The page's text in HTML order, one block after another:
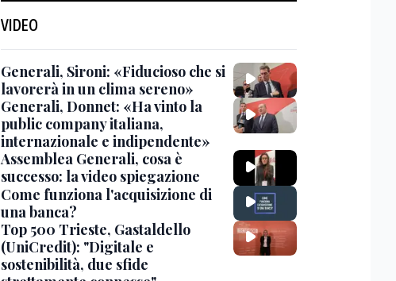
VIDEO
Generali, Sironi: «Fiducioso che si
lavorerà in un clima sereno»
Generali, Donnet: «Ha vinto la
public company italiana,
internazionale e indipendente»
Assemblea Generali, cosa è
successo: la video spiegazione
Come funziona l'acquisizione di
una banca?
Top 500 Trieste, Gastaldello
(UniCredit): "Digitale e
sostenibilità, due sfide